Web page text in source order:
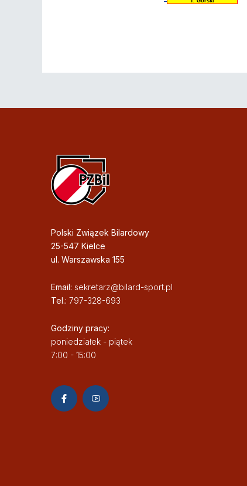
Polski Związek Bilardowy
25-547 Kielce
ul. Warszawska 155
Email: sekretarz@bilard-sport.pl
Tel.: 797-328-693
Godziny pracy:
poniedziałek - piątek
7:00 - 15:00